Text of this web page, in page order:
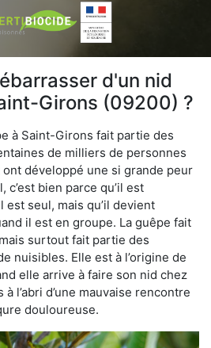
d'un nid
Girons (09200) ?
à Saint-Girons fait partie des
de milliers de personnes
développé une si grande peur
bien parce qu’il est
est seul, mais qu’il devient
il est en groupe. La guêpe fait
surtout fait partie des
nuisibles. Elle est à l’origine de
elle arrive à faire son nid chez
à l’abri d’une mauvaise rencontre
douloureuse.